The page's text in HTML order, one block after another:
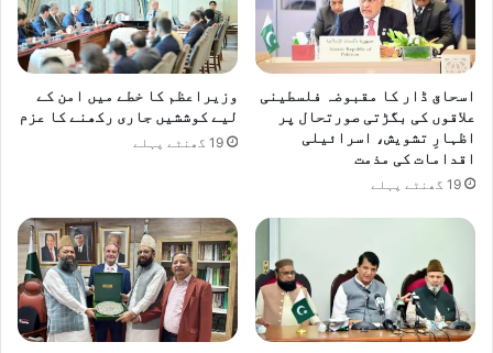
ک
ا
د
ف
ک
ر
ن
ے
ک
ل
ہ
ل
اسحاق ڈار کا مقبوضہ فلسطینی
علاقوں کی بگڑتی صورتحال پر
اظہارِ تشویش، اسرائیلی
اقدامات کی مذمت
19 گھنٹے پہلے
وزیراعظم کا خطے میں امن کے
لیے کوششیں جاری رکھنے کا عزم
19 گھنٹے پہلے